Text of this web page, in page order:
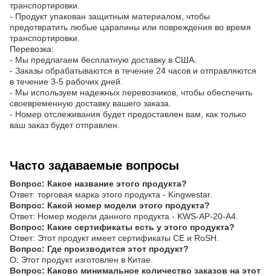
транспортировки.
- Продукт упакован защитным материалом, чтобы
предотвратить любые царапины или повреждения во время
транспортировки.
Перевозка:
- Мы предлагаем бесплатную доставку в США.
- Заказы обрабатываются в течение 24 часов и отправляются
в течение 3-5 рабочих дней.
- Мы используем надежных перевозчиков, чтобы обеспечить
своевременную доставку вашего заказа.
- Номер отслеживания будет предоставлен вам, как только
ваш заказ будет отправлен.
Часто задаваемые вопросы
Вопрос: Какое название этого продукта?
Ответ: торговая марка этого продукта - Kingwestar.
Вопрос: Какой номер модели этого продукта?
Ответ: Номер модели данного продукта - KWS-AP-20-A4.
Вопрос: Какие сертификаты есть у этого продукта?
Ответ: Этот продукт имеет сертификаты CE и RoSH.
Вопрос: Где производится этот продукт?
О: Этот продукт изготовлен в Китае.
Вопрос: Каково минимальное количество заказов на этот